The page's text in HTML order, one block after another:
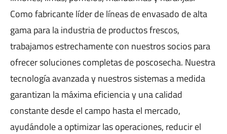
Como fabricante líder de líneas de envasado de alta
gama para la industria de productos frescos,
trabajamos estrechamente con nuestros socios para
ofrecer soluciones completas de poscosecha. Nuestra
tecnología avanzada y nuestros sistemas a medida
garantizan la máxima eficiencia y una calidad
constante desde el campo hasta el mercado,
ayudándole a optimizar las operaciones, reducir el